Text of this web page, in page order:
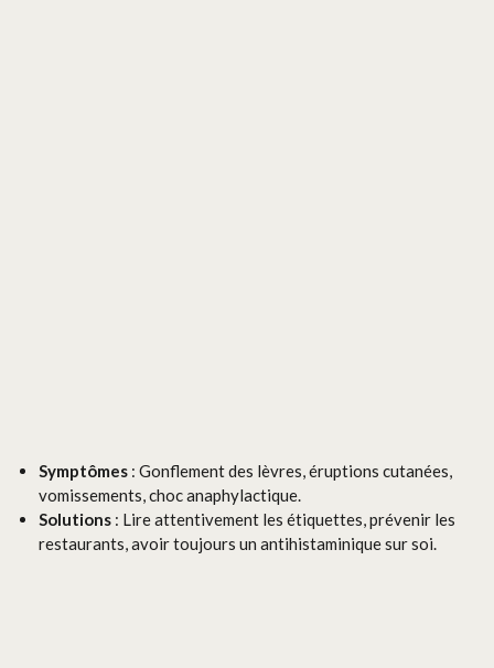
Symptômes : Gonflement des lèvres, éruptions cutanées,
vomissements, choc anaphylactique.
Solutions : Lire attentivement les étiquettes, prévenir les
restaurants, avoir toujours un antihistaminique sur soi.